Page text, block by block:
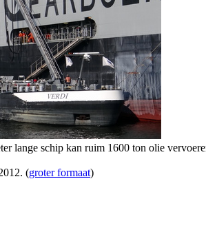
lange schip kan ruim 1600 ton olie
(groter formaat)